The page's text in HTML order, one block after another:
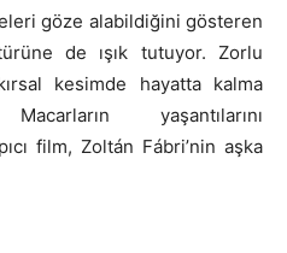
göze alabildiğini gösteren
de ışık tutuyor. Zorlu
kesimde hayatta kalma
yaşantılarını
film, Zoltán Fábri’nin aşka